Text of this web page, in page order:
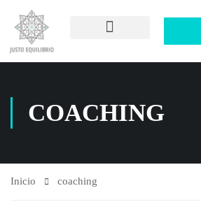
COACHING
Inicio coaching